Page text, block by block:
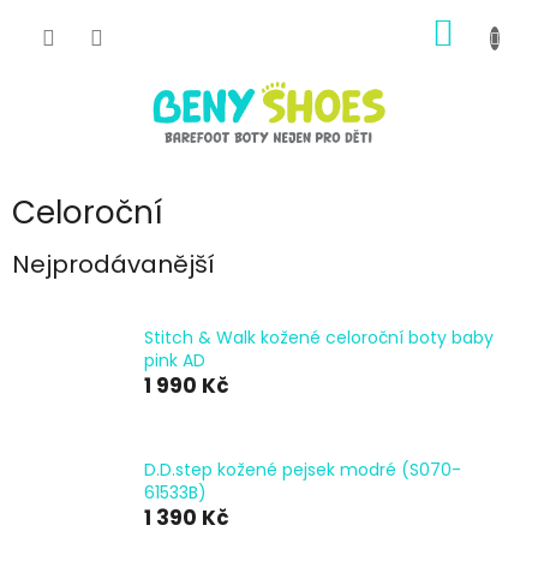
KOŠÍK
Celoroční
Nejprodávanější
Stitch & Walk kožené celoroční boty baby
pink AD
1 990 Kč
D.D.step kožené pejsek modré (S070-
61533B)
1 390 Kč